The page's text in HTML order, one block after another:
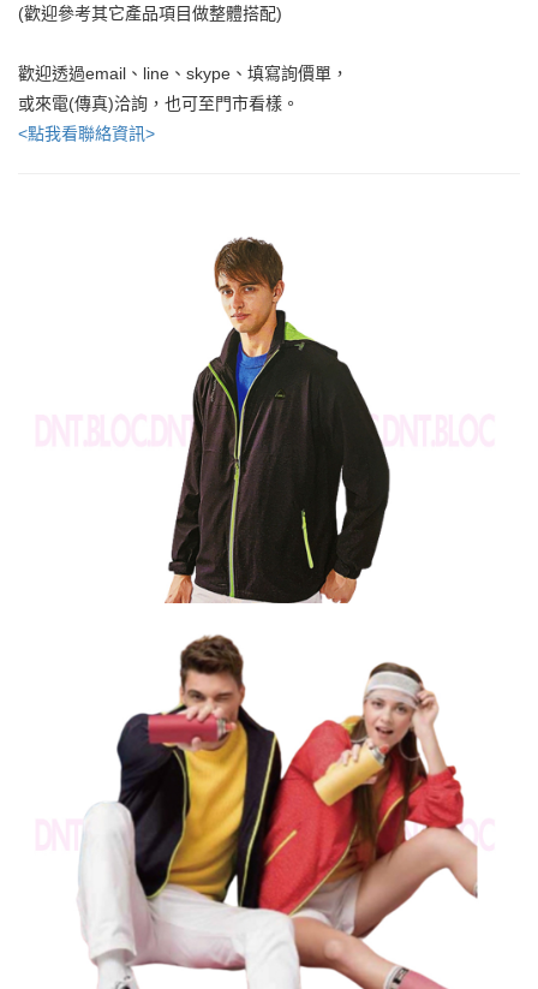
(歡迎參考其它產品項目做整體搭配)
歡迎透過email、line、skype、填寫詢價單，
或來電(傳真)洽詢，也可至門市看樣。
<點我看聯絡資訊>